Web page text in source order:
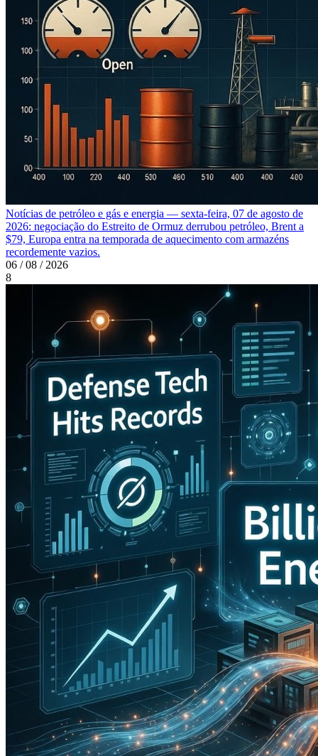
Notícias de petróleo e gás e energia — sexta-feira, 07 de agosto de
2026: negociação do Estreito de Ormuz derrubou petróleo, Brent a
$79, Europa entra na temporada de aquecimento com armazéns
recordemente vazios.
06 / 08 / 2026
8